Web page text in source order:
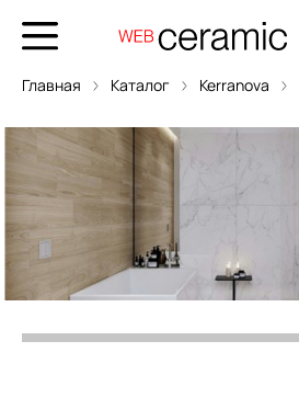
Главная Каталог Kerranova